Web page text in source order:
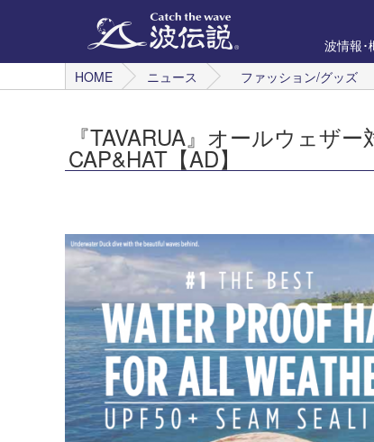
波情報･
HOME
ニュース ファッション/グッズ
『TAVARUA』オールウェザ
CAP&HAT【AD】